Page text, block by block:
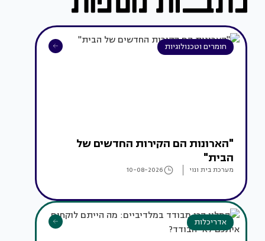
חומרים וטכנולוגיות
"הארונות הם הקירות החדשים של
הבית"
מערכת בית ונוי 10-08-2026
אדריכלות